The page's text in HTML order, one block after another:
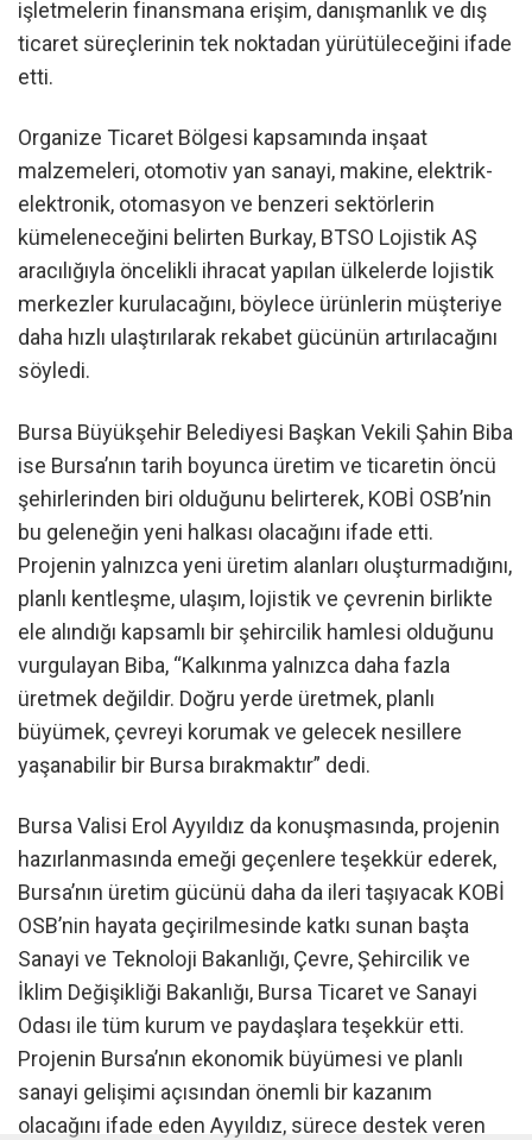
işletmelerin finansmana erişim, danışmanlık ve dış
ticaret süreçlerinin tek noktadan yürütüleceğini ifade
etti.
Organize Ticaret Bölgesi kapsamında inşaat
malzemeleri, otomotiv yan sanayi, makine, elektrik-
elektronik, otomasyon ve benzeri sektörlerin
kümeleneceğini belirten Burkay, BTSO Lojistik AŞ
aracılığıyla öncelikli ihracat yapılan ülkelerde lojistik
merkezler kurulacağını, böylece ürünlerin müşteriye
daha hızlı ulaştırılarak rekabet gücünün artırılacağını
söyledi.
Bursa Büyükşehir Belediyesi Başkan Vekili Şahin Biba
ise Bursa’nın tarih boyunca üretim ve ticaretin öncü
şehirlerinden biri olduğunu belirterek, KOBİ OSB’nin
bu geleneğin yeni halkası olacağını ifade etti.
Projenin yalnızca yeni üretim alanları oluşturmadığını,
planlı kentleşme, ulaşım, lojistik ve çevrenin birlikte
ele alındığı kapsamlı bir şehircilik hamlesi olduğunu
vurgulayan Biba, “Kalkınma yalnızca daha fazla
üretmek değildir. Doğru yerde üretmek, planlı
büyümek, çevreyi korumak ve gelecek nesillere
yaşanabilir bir Bursa bırakmaktır” dedi.
Bursa Valisi Erol Ayyıldız da konuşmasında, projenin
hazırlanmasında emeği geçenlere teşekkür ederek,
Bursa’nın üretim gücünü daha da ileri taşıyacak KOBİ
OSB’nin hayata geçirilmesinde katkı sunan başta
Sanayi ve Teknoloji Bakanlığı, Çevre, Şehircilik ve
İklim Değişikliği Bakanlığı, Bursa Ticaret ve Sanayi
Odası ile tüm kurum ve paydaşlara teşekkür etti.
Projenin Bursa’nın ekonomik büyümesi ve planlı
sanayi gelişimi açısından önemli bir kazanım
olacağını ifade eden Ayyıldız, sürece destek veren